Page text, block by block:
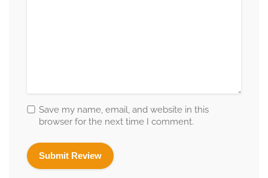
Save my name, email, and website in this
browser for the next time I comment.